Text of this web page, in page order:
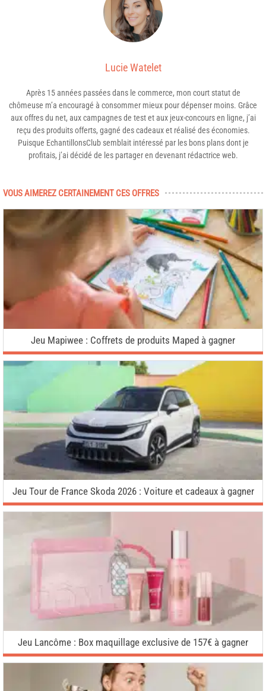
Lucie Watelet
Après 15 années passées dans le commerce, mon court statut de
chômeuse m’a encouragé à consommer mieux pour dépenser moins. Grâce
aux offres du net, aux campagnes de test et aux jeux-concours en ligne, j’ai
reçu des produits offerts, gagné des cadeaux et réalisé des économies.
Puisque EchantillonsClub semblait intéressé par les bons plans dont je
profitais, j’ai décidé de les partager en devenant rédactrice web.
VOUS AIMEREZ CERTAINEMENT CES OFFRES
Jeu Mapiwee : Coffrets de produits Maped à gagner
Jeu Tour de France Skoda 2026 : Voiture et cadeaux à gagner
Jeu Lancôme : Box maquillage exclusive de 157€ à gagner